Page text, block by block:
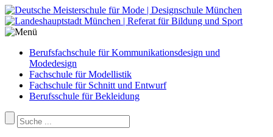
Berufsfachschule für Kommunikationsdesign und
Modedesign
Fachschule für Modellistik
Fachschule für Schnitt und Entwurf
Berufsschule für Bekleidung